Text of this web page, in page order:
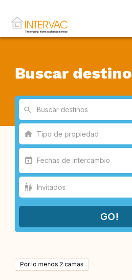
Buscar destino
Por lo menos 2 camas